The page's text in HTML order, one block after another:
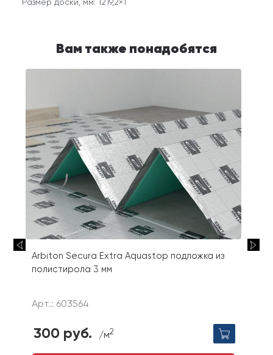
Вам также понадобятся
Arbiton Secura Extra Aquastop подложка из
полистирола 3 мм
Арт.: 603564
300 руб. /м2